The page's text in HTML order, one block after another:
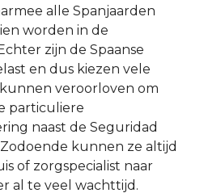
alle Spanjaarden
worden in de
zijn de Spaanse
en dus kiezen vele
veroorloven om
particuliere
naast de Seguridad
kunnen ze altijd
of zorgspecialist naar
al te veel wachttijd.